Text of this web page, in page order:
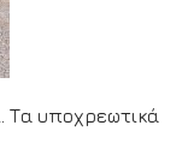
Τα υποχρεωτικά